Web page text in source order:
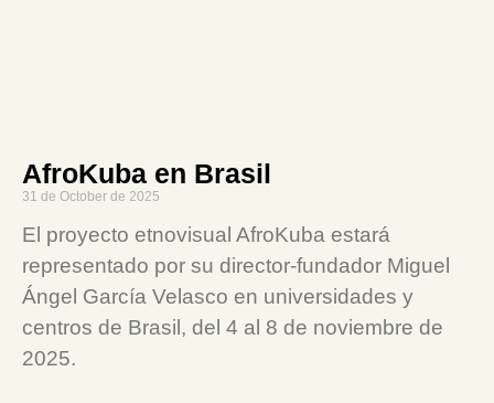
AfroKuba en Brasil
31 de October de 2025
El proyecto etnovisual AfroKuba estará
representado por su director-fundador Miguel
Ángel García Velasco en universidades y
centros de Brasil, del 4 al 8 de noviembre de
2025.